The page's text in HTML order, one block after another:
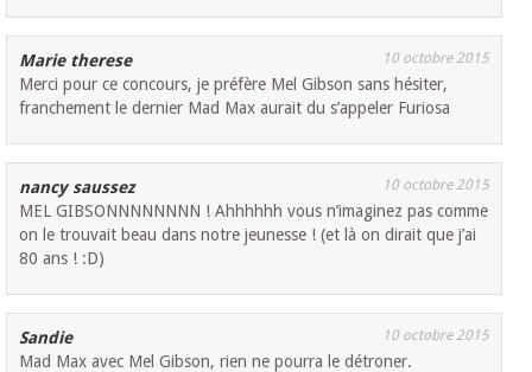
Marie therese 10 octobre 2015
Merci pour ce concours, je préfère Mel Gibson sans hésiter,
franchement le dernier Mad Max aurait du s’appeler Furiosa
nancy saussez 10 octobre 2015
MEL GIBSONNNNNNNN ! Ahhhhhh vous n’imaginez pas comme
on le trouvait beau dans notre jeunesse ! (et là on dirait que j’ai
80 ans ! :D)
Sandie 10 octobre 2015
Mad Max avec Mel Gibson, rien ne pourra le détroner.